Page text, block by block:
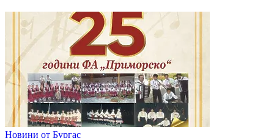
Новини от Бургас